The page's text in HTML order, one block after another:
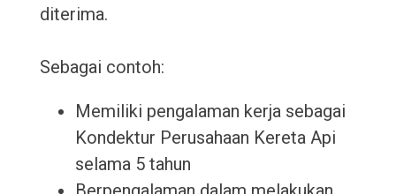
diterima.
Sebagai contoh:
Memiliki pengalaman kerja sebagai
Kondektur Perusahaan Kereta Api
selama 5 tahun